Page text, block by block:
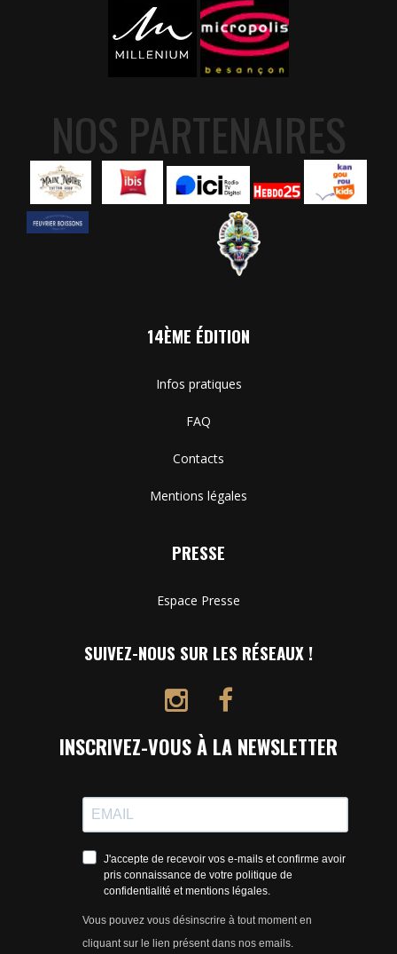
NOS PARTENAIRES
14ÈME ÉDITION
Infos pratiques
FAQ
Contacts
Mentions légales
PRESSE
Espace Presse
SUIVEZ-NOUS SUR LES RÉSEAUX !
INSCRIVEZ-VOUS À LA NEWSLETTER
J'accepte de recevoir vos e-mails et confirme avoir
pris connaissance de votre politique de
confidentialité et mentions légales.
Vous pouvez vous désinscrire à tout moment en
cliquant sur le lien présent dans nos emails.